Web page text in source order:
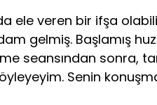
da ele veren bir ifşa
gelmiş. Başlamış
seansından
Senin